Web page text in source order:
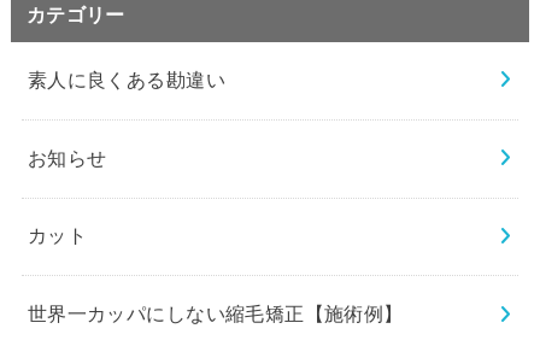
カテゴリー
素人に良くある勘違い
お知らせ
カット
世界一カッパにしない縮毛矯正【施術例】